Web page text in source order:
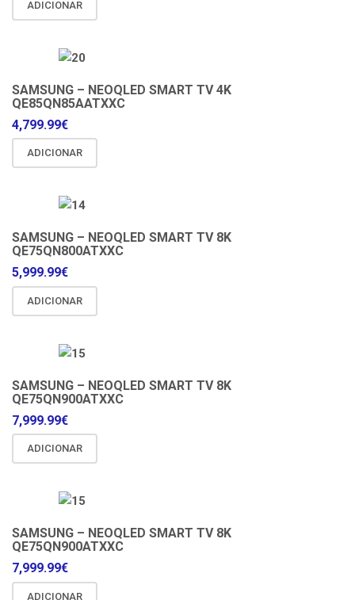
ADICIONAR
SAMSUNG – NEOQLED SMART TV 4K
QE85QN85AATXXC
4,799.99€
ADICIONAR
SAMSUNG – NEOQLED SMART TV 8K
QE75QN800ATXXC
5,999.99€
ADICIONAR
SAMSUNG – NEOQLED SMART TV 8K
QE75QN900ATXXC
7,999.99€
ADICIONAR
SAMSUNG – NEOQLED SMART TV 8K
QE75QN900ATXXC
7,999.99€
ADICIONAR